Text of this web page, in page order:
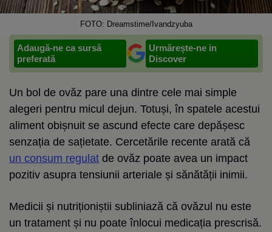
FOTO: Dreamstime/Ivandzyuba
Adaugă-ne ca sursă
preferată
Urmărește-ne in
Discover
Un bol de ovăz pare una dintre cele mai simple
alegeri pentru micul dejun. Totuși, în spatele acestui
aliment obișnuit se ascund efecte care depășesc
senzația de sațietate. Cercetările recente arată că
un consum regulat de ovăz poate avea un impact
pozitiv asupra tensiunii arteriale și sănătății inimii.
Medicii și nutriționiștii subliniază că ovăzul nu este
un tratament și nu poate înlocui medicația prescrisă.